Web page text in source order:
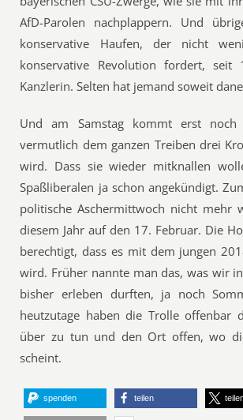
AfD-Parolen nachplappern. Und
konservative Haufen, der nicht
konservative Revolution fordert, seit
Kanzlerin. Selten hat jemand soweit
Und am Samstag kommt erst
vermutlich dem ganzen Treiben drei
wird. Dass sie wieder mitknallen
Spaßliberalen ja schon angekündigt.
politische Aschermittwoch nicht mehr
diesem Jahr auf den 17. Februar. Die
berechtigt, dass es mit dem jungen
wird. Früher nannte man das, was wir
bisher erleben durften, ja noch
heutzutage haben die Trolle offenbar
über zu tun und den Ort offen, wo
scheint.
spenden teilen